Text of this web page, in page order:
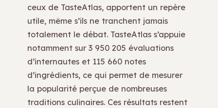
ceux de TasteAtlas, apportent un repère
utile, même s’ils ne tranchent jamais
totalement le débat. TasteAtlas s’appuie
notamment sur 3 950 205 évaluations
d’internautes et 115 660 notes
d’ingrédients, ce qui permet de mesurer
la popularité perçue de nombreuses
traditions culinaires. Ces résultats restent